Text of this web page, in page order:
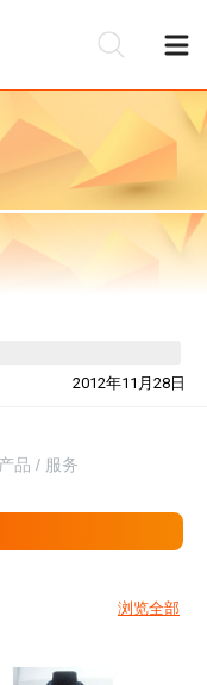
2012年11月28日
产品 / 服务
浏览全部